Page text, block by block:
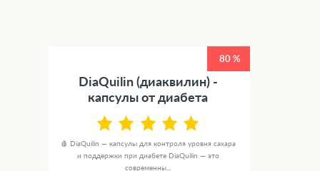
80 %
DiaQuilin (диаквилин) -
капсулы от диабета
🩸 DiaQuilin — капсулы для контроля уровня сахара
и поддержки при диабете DiaQuilin — это
современны...